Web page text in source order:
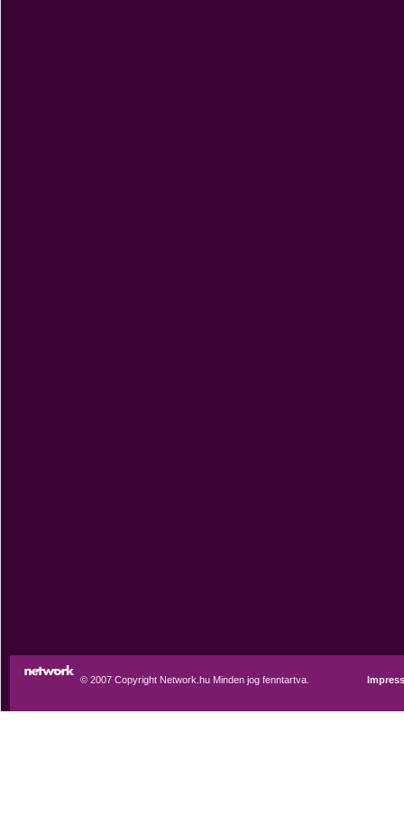
© 2007 Copyright Network.hu Minden jog fenntartva.